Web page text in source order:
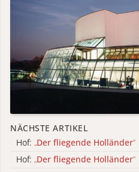
NÄCHSTE ARTIKEL
Hof: „Der fliegende Holländer“
Hof: „Der fliegende Holländer“